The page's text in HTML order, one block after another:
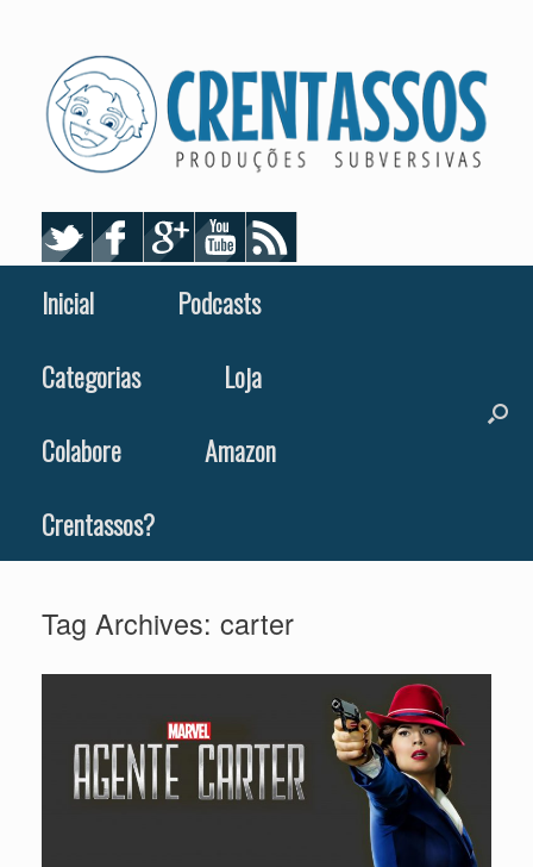
Inicial
Podcasts
Categorias
Loja
Colabore
Amazon
Crentassos?
Tag Archives: carter